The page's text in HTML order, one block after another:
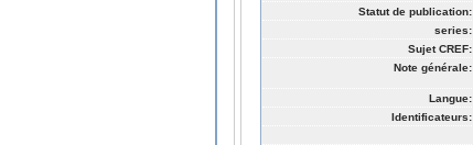
Statut de publication:
series:
Sujet CREF:
Note générale:
Langue:
Identificateurs: